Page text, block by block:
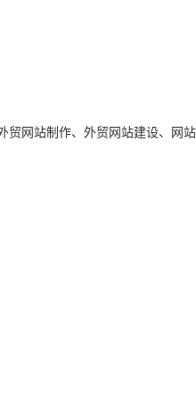
贸网站制作、 外贸网站建设、 网